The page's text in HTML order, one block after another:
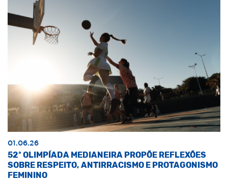
01.06.26
52ª OLIMPÍADA MEDIANEIRA PROPÕE REFLEXÕES
SOBRE RESPEITO, ANTIRRACISMO E PROTAGONISMO
FEMININO